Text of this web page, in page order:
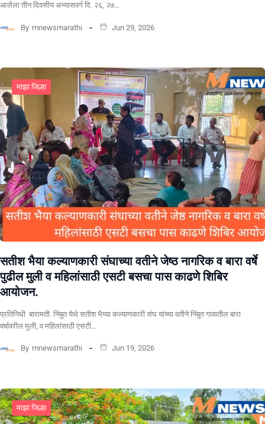
आलेला तीन दिवसीय अभ्यासवर्ग दि. २६, २७…
By mnewsmarathi Jun 29, 2026
माझा जिल्हा
सतीश भैया कल्याणकारी संघाच्या वतीने जेष्ठ नागरिक व बारा वर्षे
पुढील मुली व महिलांसाठी एसटी बसचा पास काढणे शिबिर
आयोजन.
प्रतिनिधी बारामती. निंबुत येथे सतीश भैय्या कल्याणकारी संघ यांच्या वतीने निंबुत गावातील बारा
वर्षावरील मुली, व महिलांसाठी एसटी…
By mnewsmarathi Jun 19, 2026
माझा जिल्हा